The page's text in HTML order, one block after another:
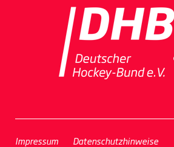
Impressum Datenschutzhinweise